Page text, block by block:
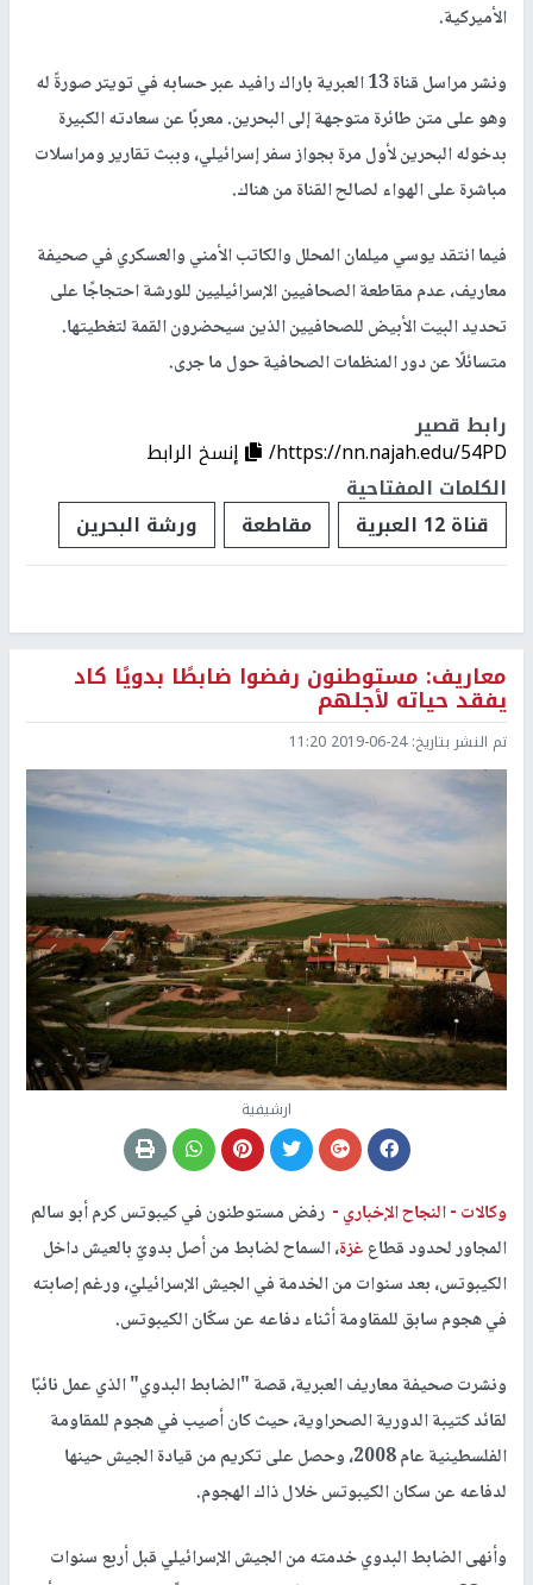
الأميركية.
ونشر مراسل قناة 13 العبرية باراك رافيد عبر حسابه في تويتر صورةً له
وهو على متن طائرة متوجهة إلى البحرين. معربًا عن سعادته الكبيرة
بدخوله البحرين لأول مرة بجواز سفر إسرائيلي، وببث تقارير ومراسلات
مباشرة على الهواء لصالح القناة من هناك.
فيما انتقد يوسي ميلمان المحلل والكاتب الأمني والعسكري في صحيفة
معاريف، عدم مقاطعة الصحافيين الإسرائيليين للورشة احتجاجًا على
تحديد البيت الأبيض للصحافيين الذين سيحضرون القمة لتغطيتها.
متسائلًا عن دور المنظمات الصحافية حول ما جرى.
رابط قصير
https://nn.najah.edu/54PD/
إنسخ الرابط
الكلمات المفتاحية
قناة 12 العبرية
مقاطعة ورشة البحرين
معاريف: مستوطنون رفضوا ضابطًا بدويًا كاد
يفقد حياته لأجلهم
تم النشر بتاريخ:2019-06-24 11:20
ارشيفية
وكالات -النجاح الإخباري - رفض مستوطنون في كيبوتس كرم أبو سالم
المجاور لحدود قطاعغزة، السماح لضابط من أصل بدويّ بالعيش داخل
الكيبوتس، بعد سنوات من الخدمة في الجيش الإسرائيليّ، ورغم إصابته
في هجوم سابق للمقاومة أثناء دفاعه عن سكّان الكيبوتس.
ونشرت صحيفة معاريف العبرية، قصة "الضابط البدوي" الذي عمل نائبًا
لقائد كتيبة الدورية الصحراوية، حيث كان أصيب في هجوم للمقاومة
الفلسطينية عام 2008، وحصل على تكريم من قيادة الجيش حينها
لدفاعه عن سكان الكيبوتس خلال ذاك الهجوم.
وأنهى الضابط البدوي خدمته من الجيش الإسرائيلي قبل أربع سنوات